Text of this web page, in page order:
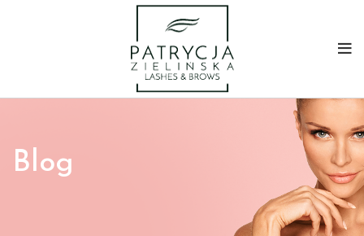
Blog